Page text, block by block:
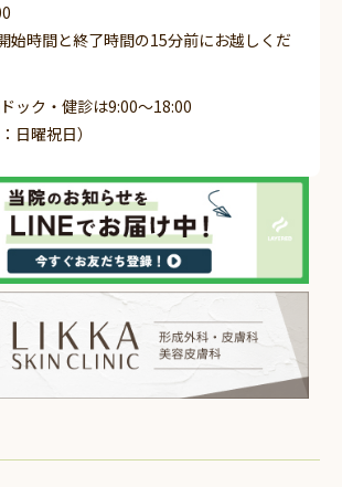
始時間と終了時間の15分前にお越しくだ
ック・健診は9:00～18:00
日曜祝日）